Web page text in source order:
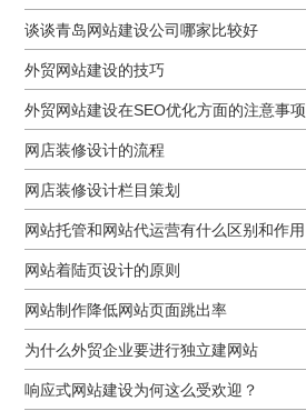
谈谈青岛网站建设公司哪家比较好
外贸网站建设的技巧
外贸网站建设在SEO优化方面的注意事项
网店装修设计的流程
网店装修设计栏目策划
网站托管和网站代运营有什么区别和作用
网站着陆页设计的原则
网站制作降低网站页面跳出率
为什么外贸企业要进行独立建网站
响应式网站建设为何这么受欢迎？